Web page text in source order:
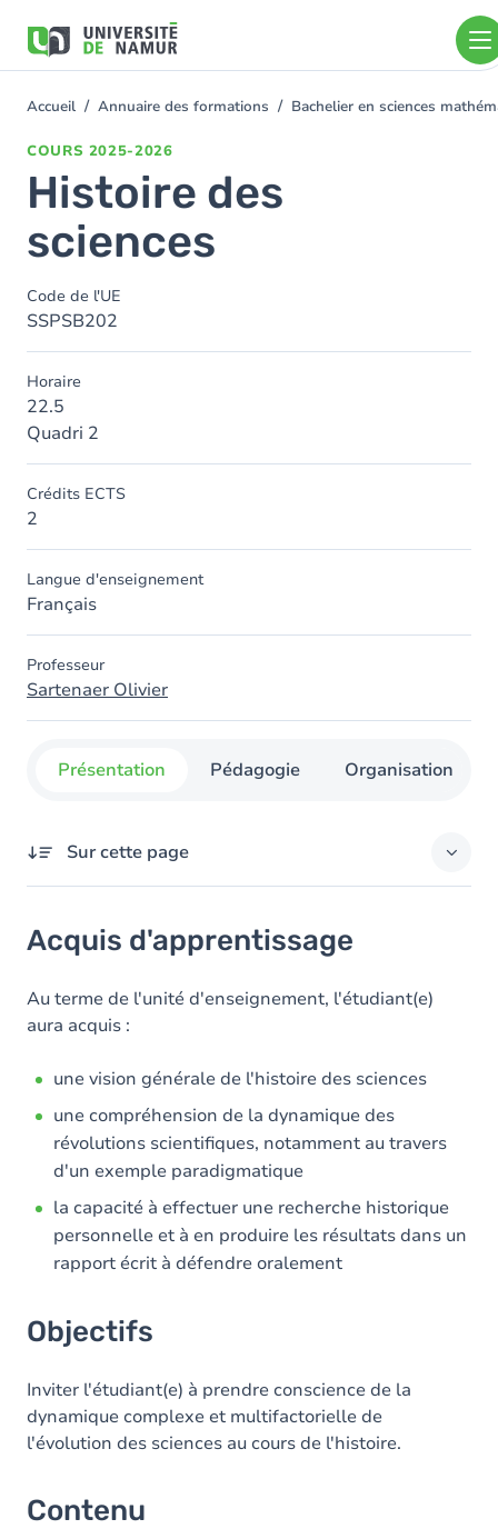
contenu
You
Accueil Annuaire des formations Bachelier en sciences
COURS 2025-2026
Histoire des
sciences
Code de l'UE
SSPSB202
Horaire
22.5
Quadri 2
Crédits ECTS
2
Langue d'enseignement
Français
Professeur
Sartenaer Olivier
Présentation Pédagogie Organisation
Sur cette page
Objectifs
Contenu
Acquis d'apprentissage
Au terme de l'unité d'enseignement, l'étudiant(e)
aura acquis :
une vision générale de l'histoire des sciences
une compréhension de la dynamique des
révolutions scientifiques, notamment au travers
d'un exemple paradigmatique
la capacité à effectuer une recherche historique
personnelle et à en produire les résultats dans un
rapport écrit à défendre oralement
Objectifs
Inviter l'étudiant(e) à prendre conscience de la
dynamique complexe et multifactorielle de
l'évolution des sciences au cours de l'histoire.
Contenu